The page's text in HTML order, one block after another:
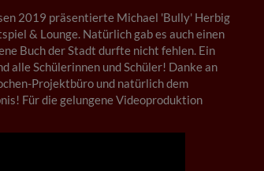
2019 präsentierte Michael 'Bully' Herbig
& Lounge. Natürlich gab es auch einen
Buch der Stadt durfte nicht fehlen. Ein
alle Schülerinnen und Schüler! Danke an
Projektbüro und natürlich dem
Für die gelungene Videoproduktion